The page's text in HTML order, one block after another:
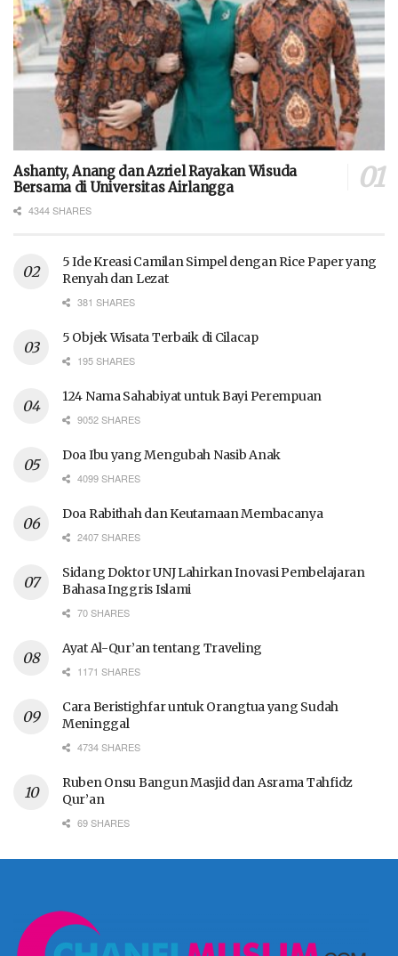
Ashanty, Anang dan Azriel Rayakan Wisuda
Bersama di Universitas Airlangga
4344 SHARES
5 Ide Kreasi Camilan Simpel dengan Rice Paper yang
Renyah dan Lezat
381 SHARES
5 Objek Wisata Terbaik di Cilacap
195 SHARES
124 Nama Sahabiyat untuk Bayi Perempuan
9052 SHARES
Doa Ibu yang Mengubah Nasib Anak
4099 SHARES
Doa Rabithah dan Keutamaan Membacanya
2407 SHARES
Sidang Doktor UNJ Lahirkan Inovasi Pembelajaran
Bahasa Inggris Islami
70 SHARES
Ayat Al-Qur’an tentang Traveling
1171 SHARES
Cara Beristighfar untuk Orangtua yang Sudah
Meninggal
4734 SHARES
Ruben Onsu Bangun Masjid dan Asrama Tahfidz
Qur’an
69 SHARES